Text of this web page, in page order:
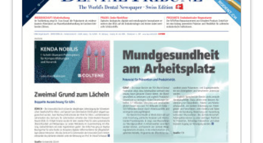
13Science: Bessere Implantate
Redaktion
Titel
Redaktion
Mixed News: Briten oder Amerikaner – Wer
hat die schlechteren Zähne?
Redaktion